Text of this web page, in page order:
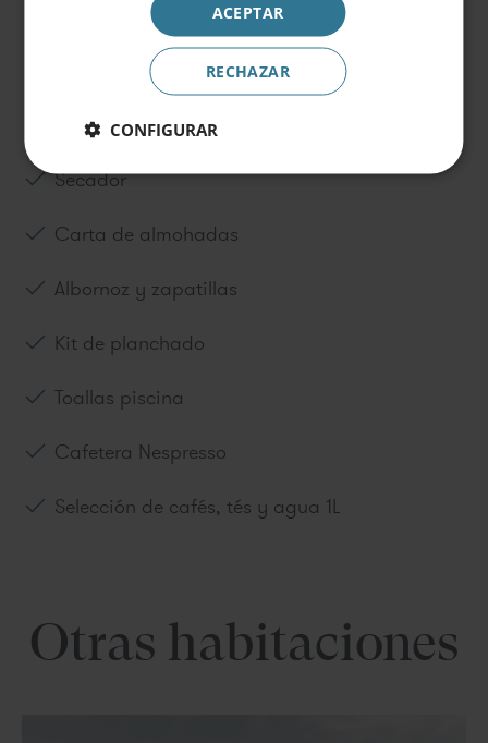
Reservar
Minibar con agua, refrescos y cervezas
Cesta de frutas
Amenities de baño exclusivo
Secador
Carta de almohadas
Albornoz y zapatillas
Kit de planchado
Toallas piscina
Cafetera Nespresso
Selección de cafés, tés y agua 1L
Otras habitaciones
ACEPTAR
RECHAZAR
CONFIGURAR